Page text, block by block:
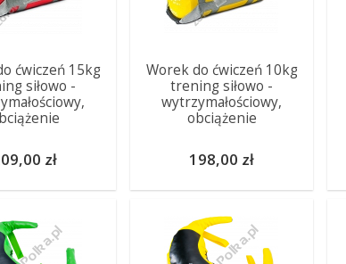
ćwiczeń 15kg
siłowo -
zł
Worek do ćwiczeń 10kg
trening siłowo -
wytrzymałościowy,
obciążenie
198,00 zł